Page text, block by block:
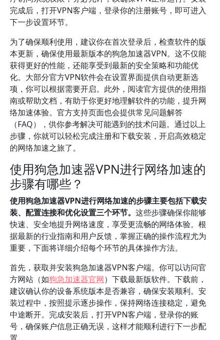
完成后，打开VPN客户端，登录你的注册账号，即可进入
下一步设置环节。
为了确保顺利使用，建议你在首次登录后，检查软件的版
本更新，确保使用最新版本的狗急加速器VPN。这不仅能
获得更好的性能，还能享受到最新的安全策略和功能优
化。大部分官方VPN软件会在设置界面提供自动更新选
项，你可以根据需要开启。此外，阅读官方提供的使用指
南或帮助文档，有助于你更好地理解软件的功能，提升网
络加速体验。官方支持页面也会提供常见问题解答
（FAQ），供你参考解决可能遇到的技术问题。通过以上
步骤，你就可以轻松完成注册和下载安装，开启高效稳定
的网络加速之旅了。
使用狗急加速器VPN进行网络加速的
步骤有哪些？
使用狗急加速器VPN进行网络加速的步骤主要包括下载安
装、配置连接和优化设置三个环节。 这些步骤确保你能够
快速、安全地提升网络速度，享受更流畅的网络体验。根
据最新的行业指南和用户反馈，掌握正确的操作流程尤为
重要，下面将详细介绍每个环节的具体操作方法。
首先，获取并安装狗急加速器VPN客户端。你可以访问官
方网站（如狗急加速器官网）下载最新版软件。下载前，
建议确认你的设备系统版本是否兼容，确保安装顺利。安
装过程中，按照提示逐步操作，保持网络连接稳定，避免
中途断开。完成安装后，打开VPN客户端，登录你的账
号，确保账户信息正确无误，这样才能顺利进行下一步配